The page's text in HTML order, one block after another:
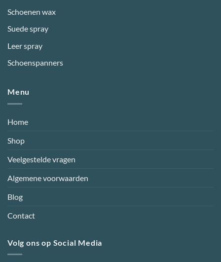
Schoenen wax
Suede spray
Leer spray
Schoenspanners
Menu
Home
Shop
Veelgestelde vragen
Algemene voorwaarden
Blog
Contact
Volg ons op Social Media